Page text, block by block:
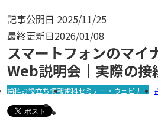
記事公開日 2025/11/25
最終更新日2026/01/08
スマートフォンのマイ
Web説明会│実際の接
歯科お役立ち情報歯科セミナー・ウェビナー